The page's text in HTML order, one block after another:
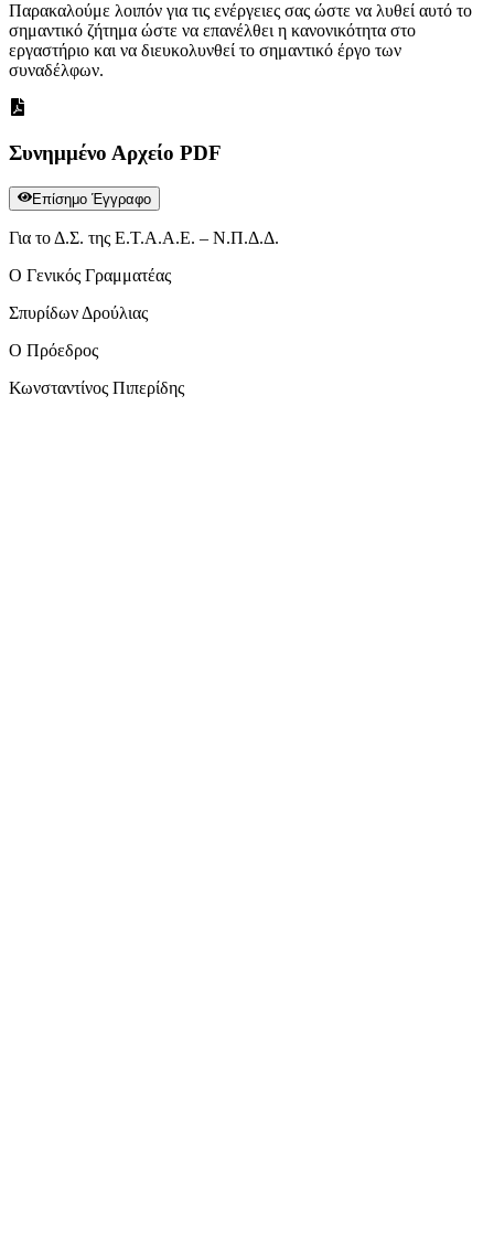
Παρακαλούμε λοιπόν για τις ενέργειες σας ώστε να λυθεί αυτό το
σημαντικό ζήτημα ώστε να επανέλθει η κανονικότητα στο
εργαστήριο και να διευκολυνθεί το σημαντικό έργο των
συναδέλφων.
Συνημμένο Αρχείο PDF
Επίσημο Έγγραφο
Για το Δ.Σ. της Ε.Τ.Α.Α.Ε. – Ν.Π.Δ.Δ.
Ο Γενικός Γραμματέας
Σπυρίδων Δρούλιας
Ο Πρόεδρος
Κωνσταντίνος Πιπερίδης